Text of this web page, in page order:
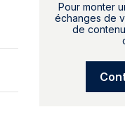
Pour monter
échanges de
de